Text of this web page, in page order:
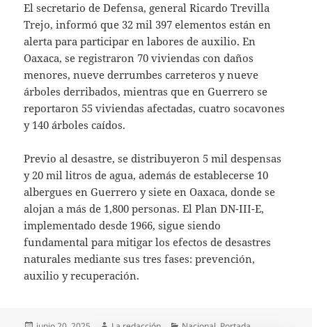
El secretario de Defensa, general Ricardo Trevilla
Trejo, informó que 32 mil 397 elementos están en
alerta para participar en labores de auxilio. En
Oaxaca, se registraron 70 viviendas con daños
menores, nueve derrumbes carreteros y nueve
árboles derribados, mientras que en Guerrero se
reportaron 55 viviendas afectadas, cuatro socavones
y 140 árboles caídos.
Previo al desastre, se distribuyeron 5 mil despensas
y 20 mil litros de agua, además de establecerse 10
albergues en Guerrero y siete en Oaxaca, donde se
alojan a más de 1,800 personas. El Plan DN-III-E,
implementado desde 1966, sigue siendo
fundamental para mitigar los efectos de desastres
naturales mediante sus tres fases: prevención,
auxilio y recuperación.